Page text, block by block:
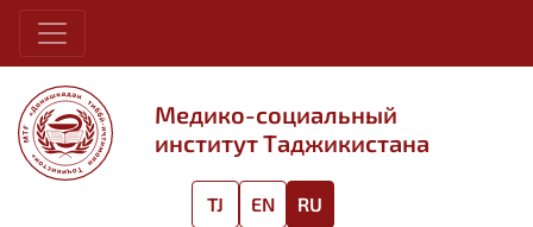
Медико-социальный
институт Таджикистана
TJ RU
EN